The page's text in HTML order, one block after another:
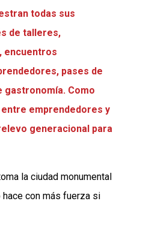
todas sus
de talleres,
encuentros
pases de
gastronomía. Como
emprendedores y
generacional para
la ciudad monumental
con más fuerza si